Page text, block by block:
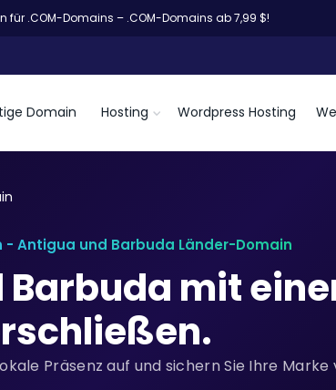
für .COM-Domains – .COM-Domains ab 7,99 $!
Domain Hosting Wordpress Hosting
- Antigua und Barbuda Länder-Domain
Barbuda mit
Präsenz auf und sichern Sie Ihre